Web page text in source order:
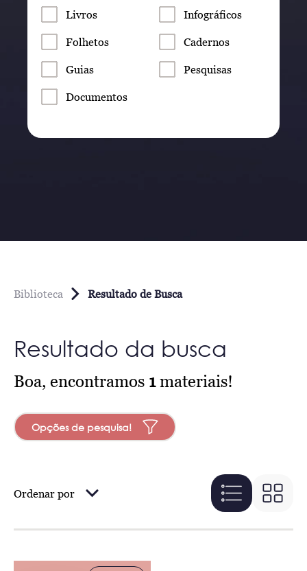
Livros Infográficos
Folhetos Cadernos
Guias Pesquisas
Documentos
Biblioteca Resultado de Busca
Resultado da busca
Boa, encontramos 1materiais!
Opções de pesquisa!
Ordenar por